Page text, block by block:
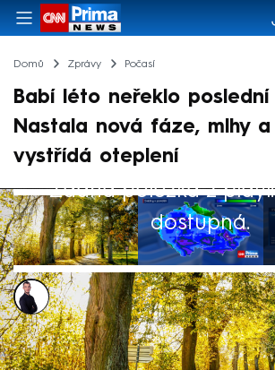
Domů Zprávy Počasí
Babí léto neřeklo poslední
Nastala nová fáze, mlhy
vystřídá oteplení
Žádná položka z
dostupná.
Václav Černý
14. říj 2024, 08:39
V Česku budou na začátku